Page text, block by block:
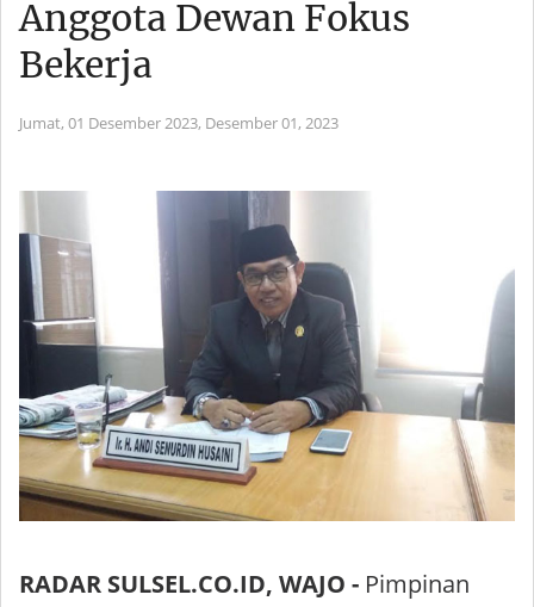
Anggota Dewan Fokus
Bekerja
Jumat, 01 Desember 2023, Desember 01, 2023
RADAR SULSEL.CO.ID, WAJO - Pimpinan